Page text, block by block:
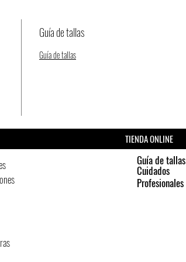
Guía de tallas
Guía de tallas
TIENDA ONLINE
Guía de tallas
Cuidados
Profesionales